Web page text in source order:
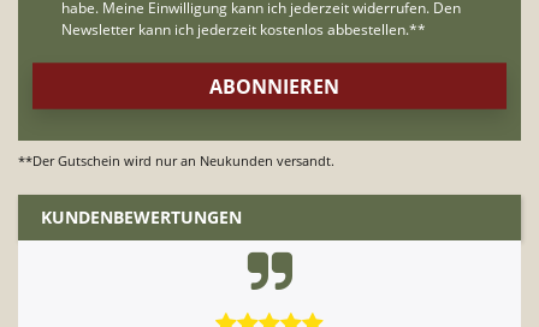
**Der Gutschein wird nur an Neukunden versandt.
KUNDENBEWERTUNGEN